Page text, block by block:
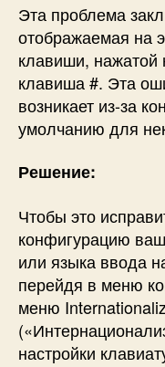
Эта проблема
отображаемая на
клавиши, нажатой
клавиша #. Эта
возникает из-за
умолчанию для
Решение:
Чтобы это
конфигурацию
или языка ввода
перейдя в меню
меню
настройки